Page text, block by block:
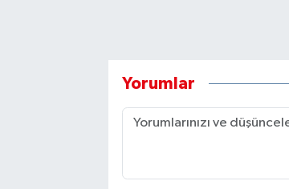
Yorumlar